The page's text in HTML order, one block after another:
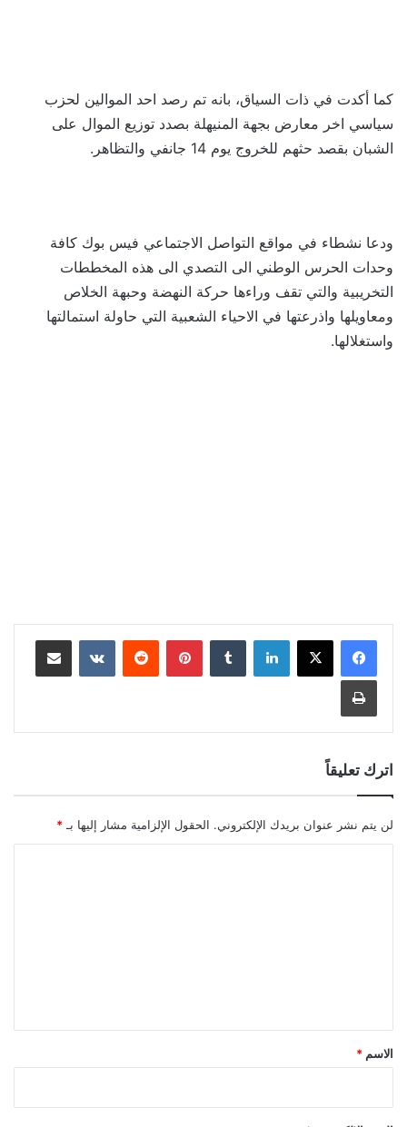
كما أكدت في ذات السياق، بانه تم رصد احد الموالين لحزب
سياسي اخر معارض بجهة المنيهلة بصدد توزيع الموال على
الشبان بقصد حثهم للخروج يوم 14 جانفي والتظاهر.
ودعا نشطاء في مواقع التواصل الاجتماعي فيس بوك كافة
وحدات الحرس الوطني الى التصدي الى هذه المخططات
التخريبية والتي تقف وراءها حركة النهضة وحبهة الخلاص
ومعاويلها واذرعتها في الاحياء الشعبية التي حاولة استمالتها
واستغلالها.
لينكدإن بينتيريست مشاركة عبر البريد
طباعة
اترك تعليقاً
لن يتم نشر عنوان بريدك الإلكتروني. الحقول الإلزامية مشار إليها بـ *
*
الاسم *